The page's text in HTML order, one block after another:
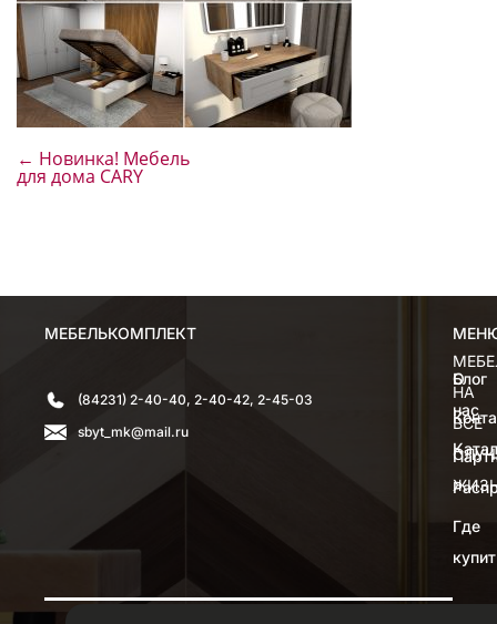
← Новинка! Мебель
для дома CARY
МЕБЕЛЬКОМПЛЕКТ
(84231) 2-40-40, 2-40-42, 2-45-03
sbyt_mk@mail.ru
О
нас
Где
Блог
НА
ВСЕ